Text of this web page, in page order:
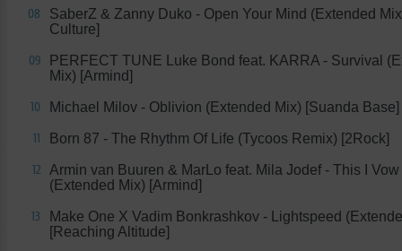
08
SaberZ & Zanny Duko - Open Your Mind (Extended
Culture]
09
PERFECT TUNE Luke Bond feat. KARRA - Survival
Mix) [Armind]
10 Michael Milov - Oblivion (Extended Mix) [Suanda Base]
11 Born 87 - The Rhythm Of Life (Tycoos Remix) [2Rock]
12
Armin van Buuren & MarLo feat. Mila Jodef - This I Vow
(Extended Mix) [Armind]
13
Make One X Vadim Bonkrashkov - Lightspeed
[Reaching Altitude]